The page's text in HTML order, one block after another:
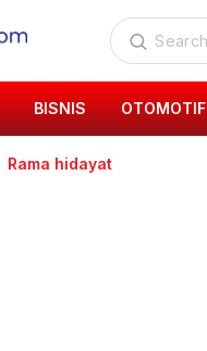
BISNIS OTOMOTIF
Rama hidayat